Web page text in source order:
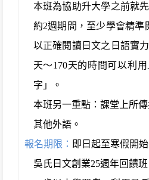
本班為協助升大學之前就
約2週期間，至少學會精準
以正確閱讀日文之日語實
天～170天的時間可以利
字」。
本班另一重點：課堂上所
其他外語。
報名期限： 即日起至寒假開
吳氏日文創業25週年回饋